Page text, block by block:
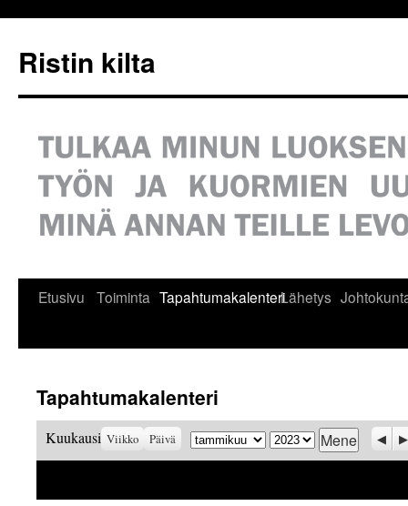
Ristin kilta
Etusivu Toiminta TapahtumakalenteriLähetys
Tapahtumakalenteri
Kuukausi Viikko Päivä Kuukausi Vuosi